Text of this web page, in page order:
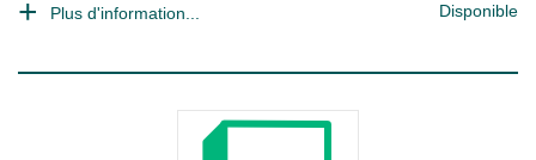
Plus d'information... Disponible